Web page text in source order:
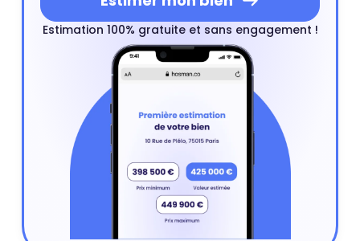
Estimation 100% gratuite et sans engagement !